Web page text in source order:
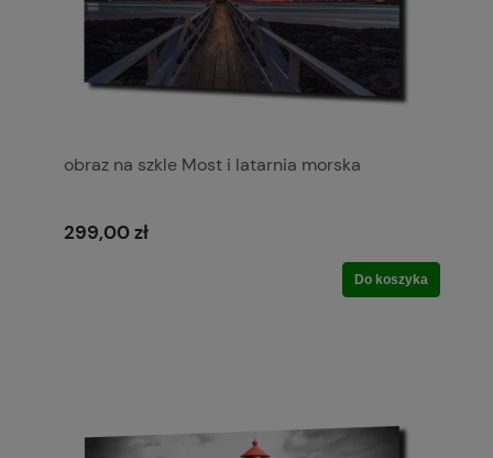
obraz na szkle Most i latarnia morska
299,00 zł
Do koszyka